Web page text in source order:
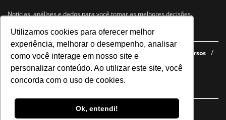
Utilizamos cookies para oferecer melhor
experiência, melhorar o desempenho, analisar
como você interage em nosso site e
personalizar conteúdo. Ao utilizar este site, você
concorda com o uso de cookies.
Ok, entendi!
Notícias, análises e dados para você tomar as melhores decisões.
Navegue no site
Últimas notícias Quem somos E-books gratuitos
Cursos
Política de privacidade